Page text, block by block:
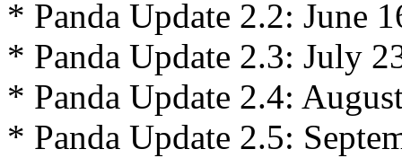
* Panda Update 2.2: June
* Panda Update 2.3: July
* Panda Update 2.4:
* Panda Update 2.5: